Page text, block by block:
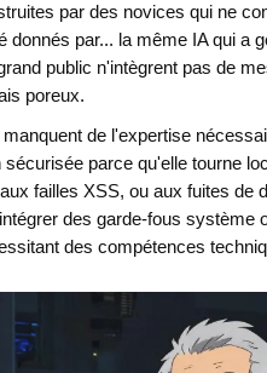
par des novices qui ne
donnés par... la même IA qui a
public n'intègrent pas de
poreux.
de l'expertise
parce qu'elle tourne
failles XSS, ou aux fuites de
des garde-fous système
des compétences